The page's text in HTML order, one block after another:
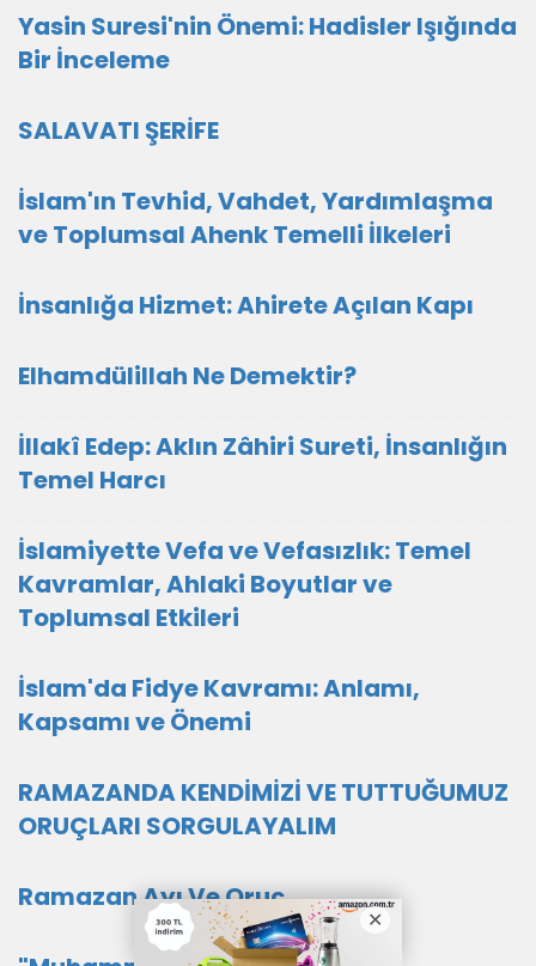
Yasin Suresi'nin Önemi: Hadisler Işığında
Bir İnceleme
SALAVATI ŞERİFE
İslam'ın Tevhid, Vahdet, Yardımlaşma
ve Toplumsal Ahenk Temelli İlkeleri
İnsanlığa Hizmet: Ahirete Açılan Kapı
Elhamdülillah Ne Demektir?
İllakî Edep: Aklın Zâhiri Sureti, İnsanlığın
Temel Harcı
İslamiyette Vefa ve Vefasızlık: Temel
Kavramlar, Ahlaki Boyutlar ve
Toplumsal Etkileri
İslam'da Fidye Kavramı: Anlamı,
Kapsamı ve Önemi
RAMAZANDA KENDİMİZİ VE TUTTUĞUMUZ
ORUÇLARI SORGULAYALIM
Ramazan Ayı Ve Oruç